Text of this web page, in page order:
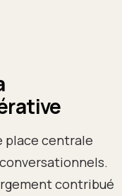
place centrale
contribué